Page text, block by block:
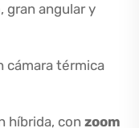
gran angular y
cámara térmica
híbrida, con zoom